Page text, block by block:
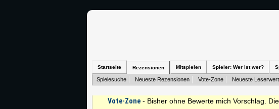
Startseite Rezensionen Mitspielen Spieler: Wer ist wer?
Spielesuche Neueste Rezensionen Vote-Zone Neueste
Vote-Zone - Bisher ohne Bewerte mich Vorschlag.